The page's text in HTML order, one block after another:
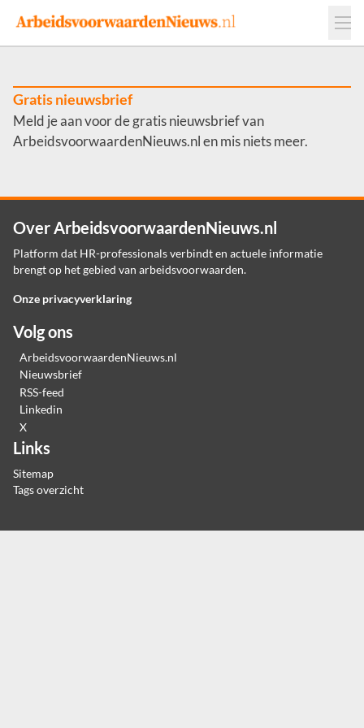
Events
Adverteren
Werkgevers
Contact
Gratis nieuwsbrief
Meld je aan voor de gratis nieuwsbrief van
ArbeidsvoorwaardenNieuws.nl en mis niets meer.
Over ArbeidsvoorwaardenNieuws.nl
Platform dat HR-professionals verbindt en actuele informatie
brengt op het gebied van arbeidsvoorwaarden.
Onze privacyverklaring
Volg ons
ArbeidsvoorwaardenNieuws.nl
Nieuwsbrief
RSS-feed
Linkedin
X
Links
Sitemap
Tags overzicht